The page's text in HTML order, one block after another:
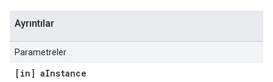
Ayrıntılar
Parametreler
[in] aInstance